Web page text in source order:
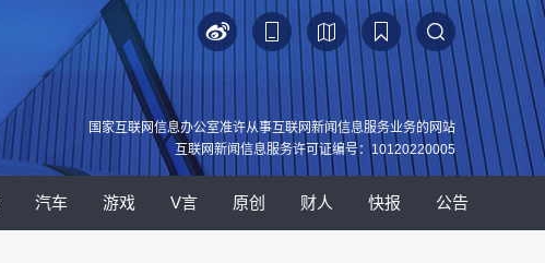
国家互联网信息办公室准许从事互联网新闻信息服务业务的网站
互联网新闻信息服务许可证编号：10120220005
汽车 游戏 V言 原创 财人 快报 公告